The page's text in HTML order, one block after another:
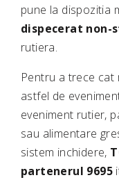
pune la dispozitia
dispecerat non-
rutiera.
Pentru a trece cat
astfel de
eveniment rutier,
sau alimentare
sistem inchidere,
partenerul 9695